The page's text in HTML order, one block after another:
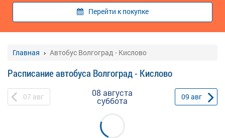
Перейти к покупке
Главная Автобус Волгоград - Кислово
Расписание автобуса Волгоград - Кислово
07 авг 08 августа
суббота 09 авг